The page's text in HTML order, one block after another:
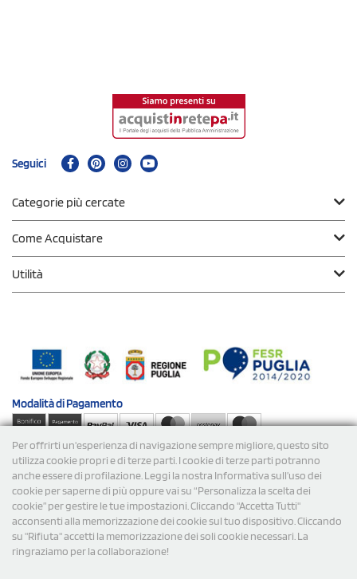
Per offrirti un'esperienza di navigazione sempre migliore, questo sito
utilizza cookie propri e di terze parti. I cookie di terze parti potranno
anche essere di profilazione. Leggi la nostra Informativa sull’uso dei
cookie per saperne di più oppure vai su “Personalizza la scelta dei
cookie” per gestire le tue impostazioni. Cliccando "Accetta Tutti"
acconsenti alla memorizzazione dei cookie sul tuo dispositivo. Cliccando
su "Rifiuta" accetti la memorizzazione dei soli cookie necessari. La
ringraziamo per la collaborazione!
Seguici
Categorie più cercate
Come Acquistare
Utilità
Modalità diPagamento
Spedizioni